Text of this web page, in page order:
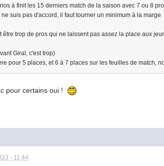
à finit les 15 derniers match de la saison avec 7 ou 8
suis pas d'accord, il faut tourner un minimum à la marge
être trop de pros qui ne laissent pas assez la place aux
Giral, c'est trop)
pour 5 places, et 6 à 7 places sur les feuilles de match,
pour certains oui !
- 11:44